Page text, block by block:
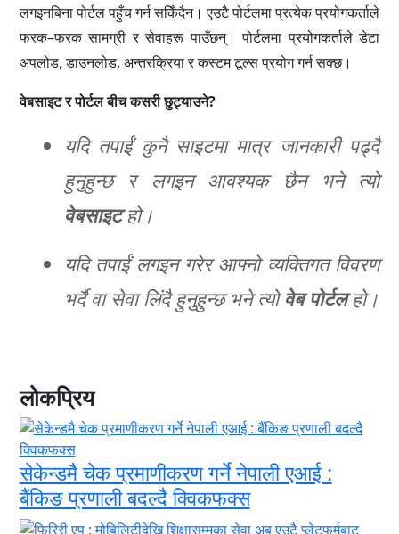
लगइनबिना पोर्टल पहुँच गर्न सकिँदैन। एउटै पोर्टलमा प्रत्येक प्रयोगकर्ताले
फरक–फरक सामग्री र सेवाहरू पाउँछन्। पोर्टलमा प्रयोगकर्ताले डेटा
अपलोड, डाउनलोड, अन्तरक्रिया र कस्टम टूल्स प्रयोग गर्न सक्छ।
वेबसाइट र पोर्टल बीच कसरी छुट्याउने?
यदि तपाईं कुनै साइटमा मात्र जानकारी पढ्दै
हुनुहुन्छ र लगइन आवश्यक छैन भने त्यो
वेबसाइटहो।
यदि तपाईं लगइन गरेर आफ्नो व्यक्तिगत विवरण
भर्दै वा सेवा लिंदै हुनुहुन्छ भने त्योवेब पोर्टलहो।
लोकप्रिय
सेकेन्डमै चेक प्रमाणीकरण गर्ने नेपाली एआई :
बैंकिङ प्रणाली बदल्दै क्विकफक्स